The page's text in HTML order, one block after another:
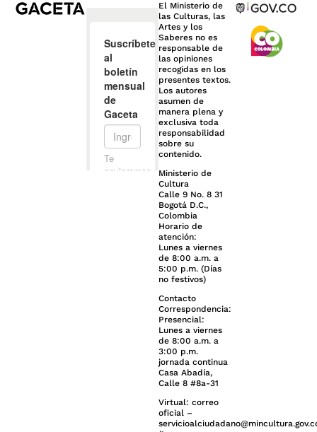
El Ministerio de
las Culturas, las
Artes y los
Saberes no es
responsable de
las opiniones
recogidas en los
presentes textos.
Los autores
asumen de
manera plena y
exclusiva toda
responsabilidad
sobre su
contenido.
Ministerio de
Cultura
Calle 9 No. 8 31
Bogotá D.C.,
Colombia
Horario de
atención:
Lunes a viernes
de 8:00 a.m. a
5:00 p.m. (Días
no festivos)
Contacto
Correspondencia:
Presencial:
Lunes a viernes
de 8:00 a.m. a
3:00 p.m.
jornada continua
Casa Abadía,
Calle 8 #8a-31
Virtual: correo
oficial –